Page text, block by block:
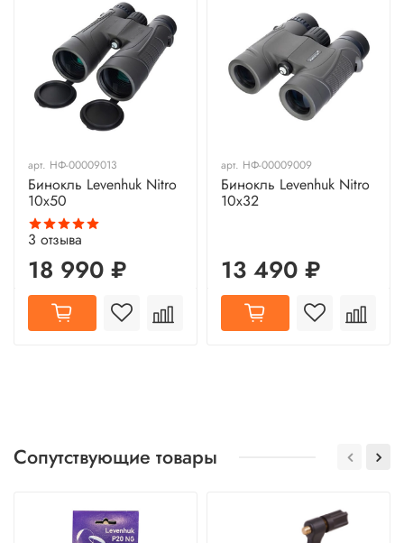
арт. НФ-00009013
Бинокль Levenhuk Nitro
10x50
3 отзыва
18 990 ₽
арт. НФ-00009009
Бинокль Levenhuk Nitro
10x32
13 490 ₽
Сопутствующие товары